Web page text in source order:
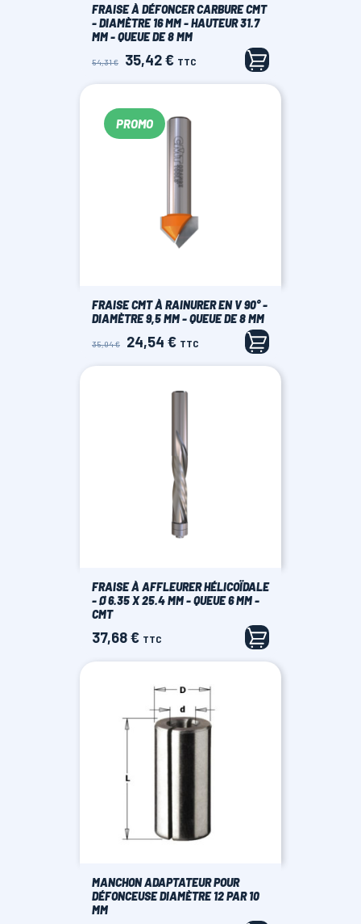
FRAISE À DÉFONCER CARBURE CMT
- DIAMÈTRE 16 MM - HAUTEUR 31.7
MM - QUEUE DE 8 MM
Prix
54,31 € Prix
35,42 € TTC
PROMO
FRAISE CMT À RAINURER EN V 90° -
DIAMÈTRE 9,5 MM - QUEUE DE 8 MM
Prix
35,04 € Prix
24,54 € TTC
FRAISE À AFFLEURER HÉLICOÏDALE
- Ø 6.35 X 25.4 MM - QUEUE 6 MM -
CMT
Prix
37,68 € TTC
MANCHON ADAPTATEUR POUR
DÉFONCEUSE DIAMÈTRE 12 PAR 10
MM